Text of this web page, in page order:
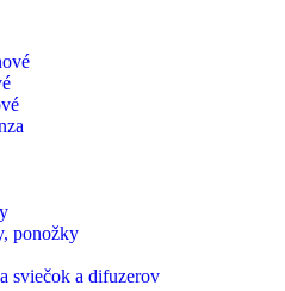
ponožky
sviečok a difuzerov